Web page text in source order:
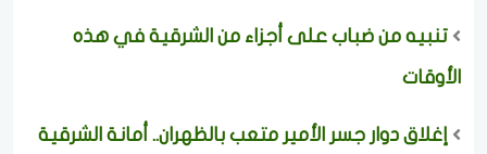
تنبيه من ضباب على أجزاء من الشرقية في هذه
الأوقات
إغلاق دوار جسر الأمير متعب بالظهران.. أمانة الشرقية